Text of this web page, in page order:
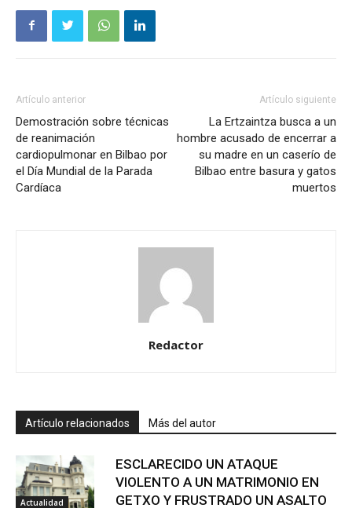
Artículo anterior
Demostración sobre técnicas
de reanimación
cardiopulmonar en Bilbao por
el Día Mundial de la Parada
Cardíaca
Artículo siguiente
La Ertzaintza busca a un
hombre acusado de encerrar a
su madre en un caserío de
Bilbao entre basura y gatos
muertos
Redactor
Artículo relacionados Más del autor
Actualidad
ESCLARECIDO UN ATAQUE
VIOLENTO A UN MATRIMONIO EN
GETXO Y FRUSTRADO UN ASALTO